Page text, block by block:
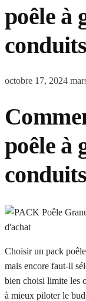
poêle à
conduits
octobre 17, 2024
poêle à
conduits
Choisir un pack
mais encore faut-il
bien choisi limite les
à mieux piloter le